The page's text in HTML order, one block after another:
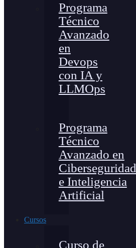
Programa
Técnico
Avanzado
en
Devops
con IA y
LLMOps
Programa
Técnico
Avanzado en
Ciberseguridad
e Inteligencia
Artificial
Cursos
Curso de